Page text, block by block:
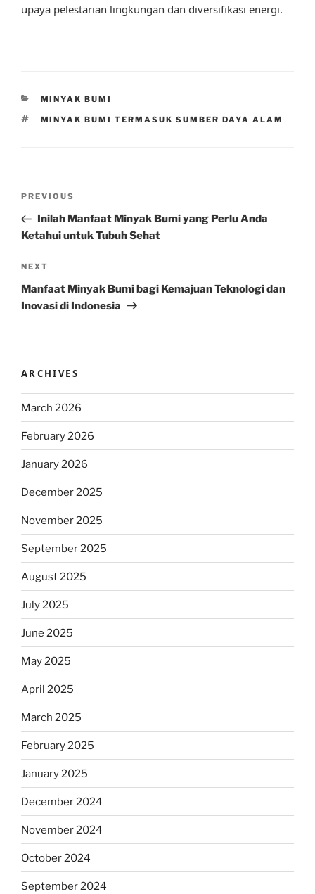
upaya pelestarian lingkungan dan diversifikasi energi.
CATEGORIES
MINYAK BUMI
TAGS
MINYAK BUMI TERMASUK SUMBER DAYA ALAM
Previous
Post
PREVIOUS
Inilah Manfaat Minyak Bumi yang Perlu Anda
Ketahui untuk Tubuh Sehat
Next
Post
NEXT
Manfaat Minyak Bumi bagi Kemajuan Teknologi dan
Inovasi di Indonesia
ARCHIVES
March 2026
February 2026
January 2026
December 2025
November 2025
September 2025
August 2025
July 2025
June 2025
May 2025
April 2025
March 2025
February 2025
January 2025
December 2024
November 2024
October 2024
September 2024